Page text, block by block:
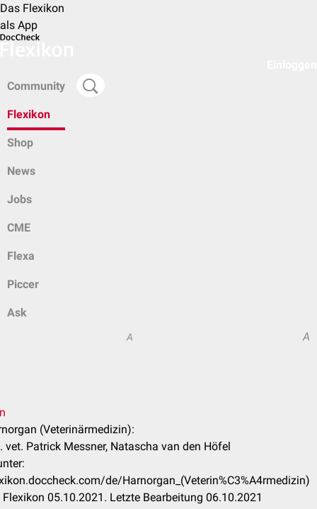
Das Flexikon
als App
Community
Flexikon
Shop
News
Jobs
CME
Flexa
Piccer
Ask
A A
(Veterinärmedizin):
vet. Patrick Messner, Natascha van den Höfel
de/Harnorgan_(Veterin%C3%A4rmedizin)
Flexikon 05.10.2021. Letzte Bearbeitung 06.10.2021